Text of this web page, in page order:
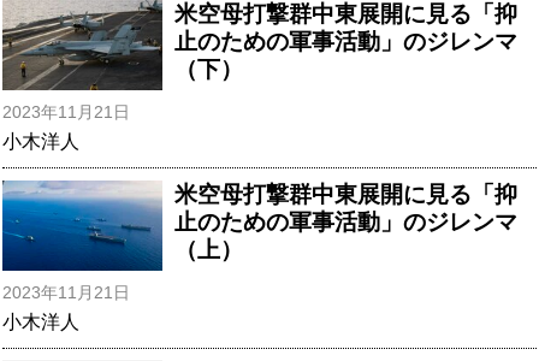
米空母打撃群中東展開に見る「抑
止のための軍事活動」のジレンマ
（下）
2023年11月21日
小木洋人
米空母打撃群中東展開に見る「抑
止のための軍事活動」のジレンマ
（上）
2023年11月21日
小木洋人